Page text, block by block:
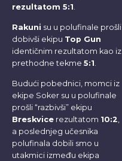
rezultatom 5:1
Rakuni su u polufinale prošli
dobivši ekipu Top Gun
identičnim rezultatom kao iz
prethodne tekme 5:1
Budući pobednici, momci iz
ekipe Soker su u polufinale
prošli “razbivši” ekipu
Breskvice rezultatom 10:2,
a poslednjeg učesnika
polufinala dobili smo u
utakmici između ekipa